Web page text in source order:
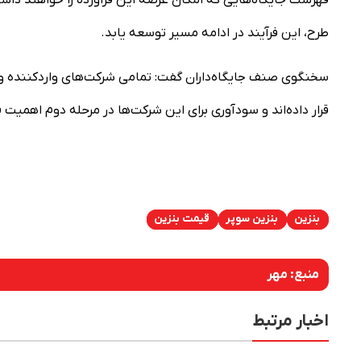
طرح، این فرآیند در ادامه مسیر توسعه یابد.
سخنگوی صنف جایگاه‌داران گفت: تمامی شرکت‌های واردکننده
قرار داده‌اند و سودآوری برای این شرکت‌ها در مرحله دوم
بنزین بنزین سوپر قیمت بنزین
منبع: مهر
اخبار مرتبط